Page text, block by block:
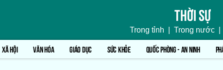
Thời sự
Trong tỉnh Trong nước
XÃ HỘI VĂN HÓA GIÁO DỤC SỨC KHỎE QUỐC PHÒNG - AN NINH